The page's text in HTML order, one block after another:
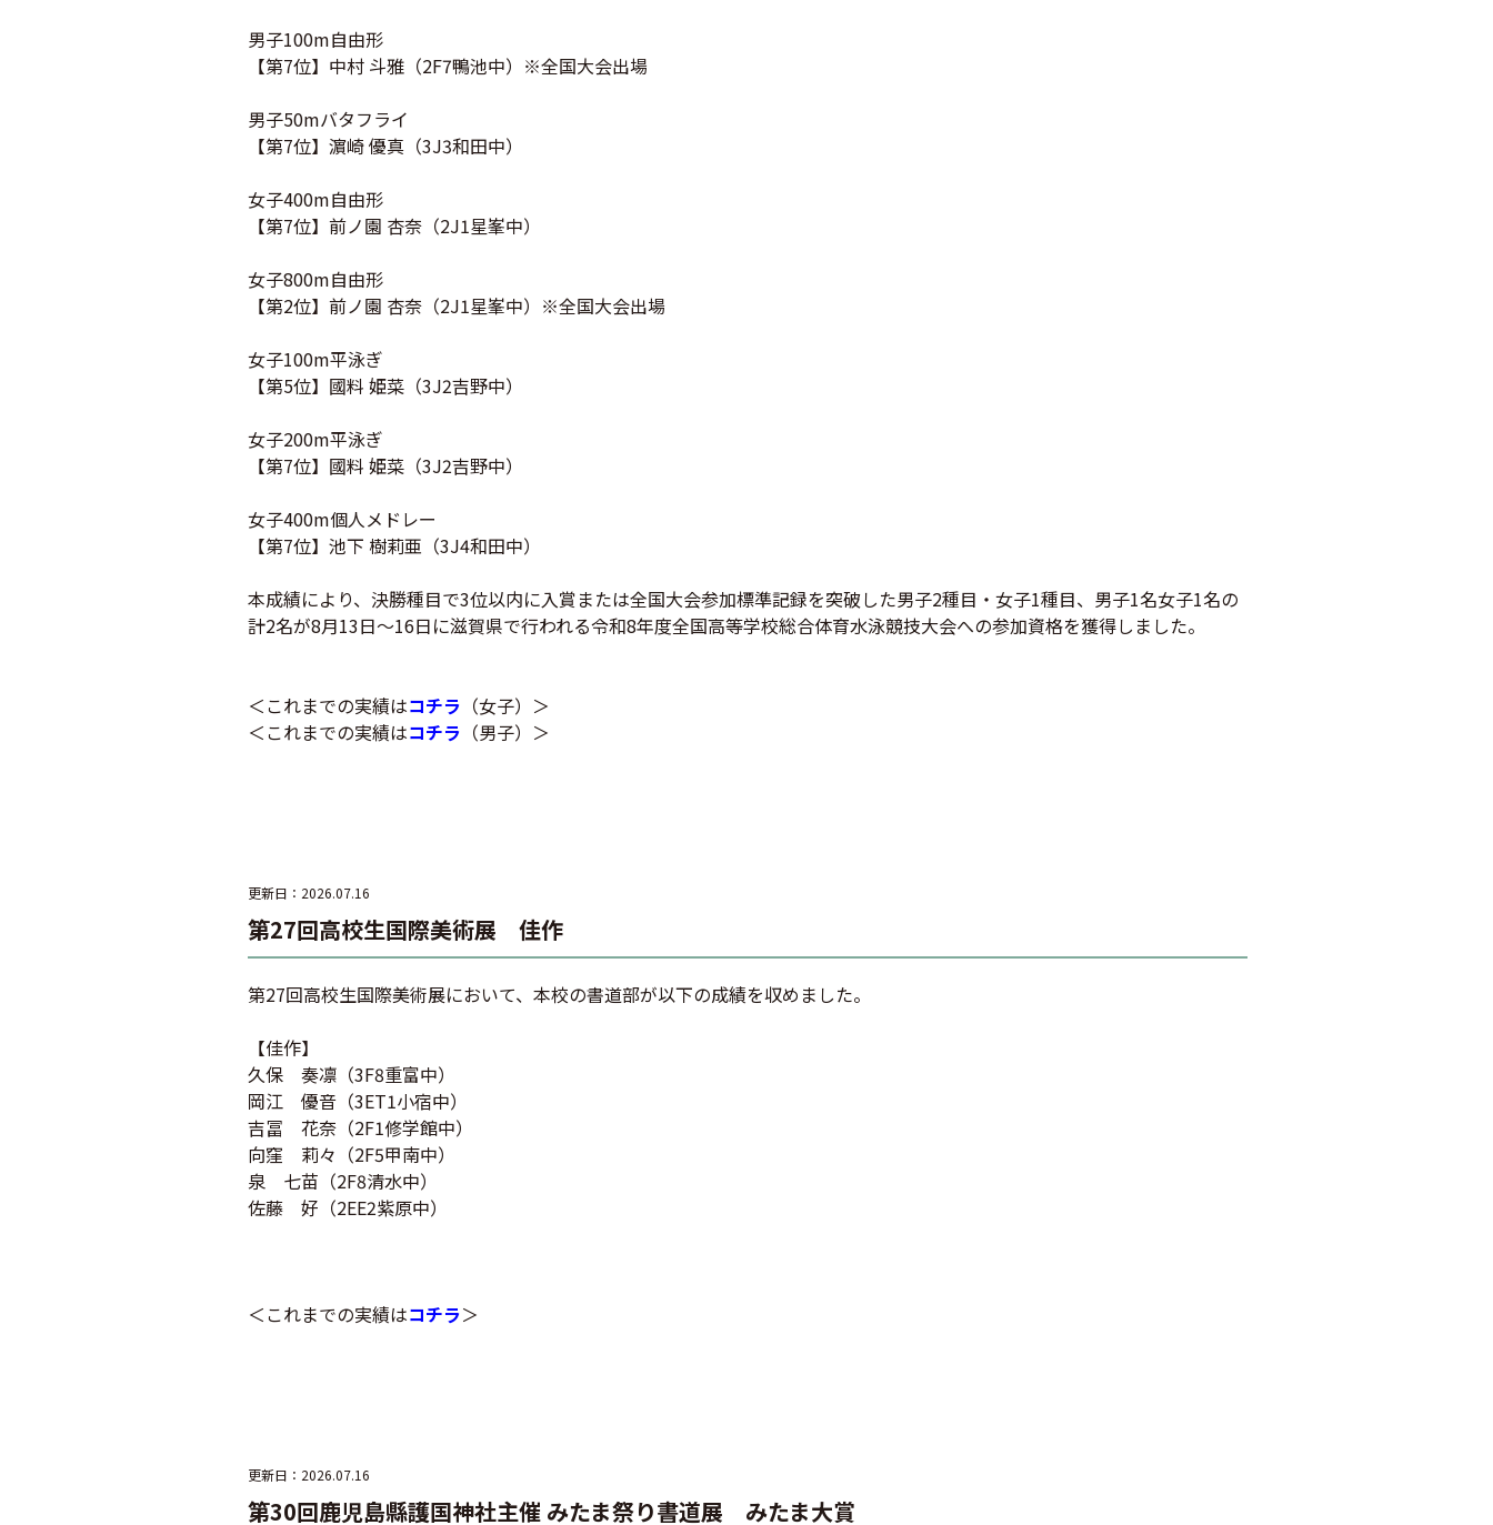
男子100m自由形
【第7位】中村 斗雅（2F7鴨池中）※全国大会出場
男子50mバタフライ
【第7位】濵崎 優真（3J3和田中）
女子400m自由形
【第7位】前ノ園 杏奈（2J1星峯中）
女子800m自由形
【第2位】前ノ園 杏奈（2J1星峯中）※全国大会出場
女子100m平泳ぎ
【第5位】國料 姫菜（3J2吉野中）
女子200m平泳ぎ
【第7位】國料 姫菜（3J2吉野中）
女子400m個人メドレー
【第7位】池下 樹莉亜（3J4和田中）
本成績により、決勝種目で3位以内に入賞または全国大会参加標準記録を突破した男子2種目・女子1種目、男子1名女子1名の
計2名が8月13日～16日に滋賀県で行われる令和8年度全国高等学校総合体育水泳競技大会への参加資格を獲得しました。
＜これまでの実績はコチラ （女子）＞
＜これまでの実績はコチラ （男子）＞
更新日：2026.07.16
第27回高校生国際美術展 佳作
第27回高校生国際美術展において、本校の書道部が以下の成績を収めました。
【佳作】
久保 奏凛（3F8重富中）
岡江 優音（3ET1小宿中）
吉冨 花奈（2F1修学館中）
向窪 莉々（2F5甲南中）
泉 七苗（2F8清水中）
佐藤 好（2EE2紫原中）
＜これまでの実績はコチラ＞
更新日：2026.07.16
第30回鹿児島縣護国神社主催 みたま祭り書道展 みたま大賞